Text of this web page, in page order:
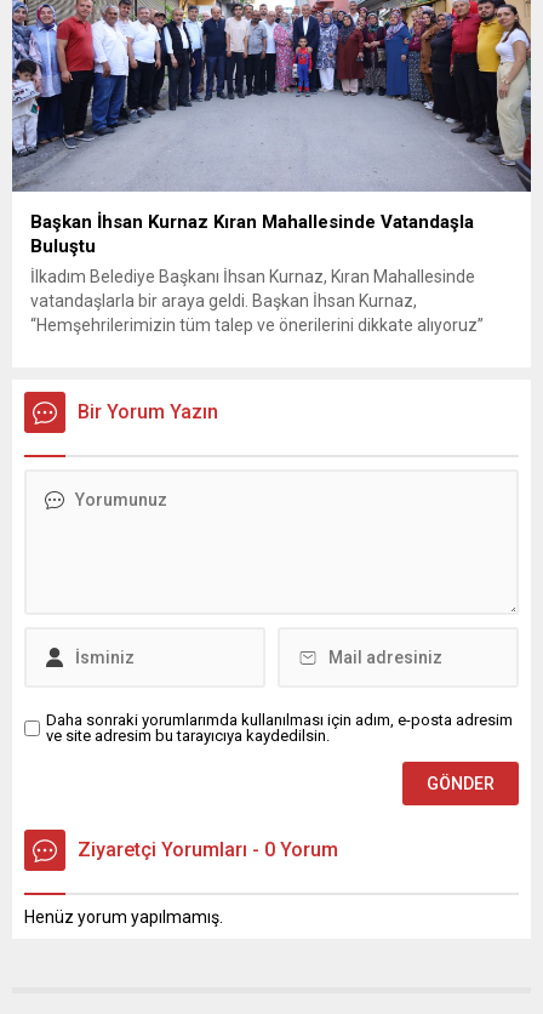
Başkan İhsan Kurnaz Kıran Mahallesinde Vatandaşla
Buluştu
İlkadım Belediye Başkanı İhsan Kurnaz, Kıran Mahallesinde
vatandaşlarla bir araya geldi. Başkan İhsan Kurnaz,
“Hemşehrilerimizin tüm talep ve önerilerini dikkate alıyoruz”
sohbet eden, onların talep ve önerileri dinleyen Başkan İhsan
Kurnaz, gelen taleplerin çözümü için...
Bir Yorum Yazın
Daha sonraki yorumlarımda kullanılması için adım, e-posta adresim
ve site adresim bu tarayıcıya kaydedilsin.
Ziyaretçi Yorumları - 0 Yorum
Henüz yorum yapılmamış.